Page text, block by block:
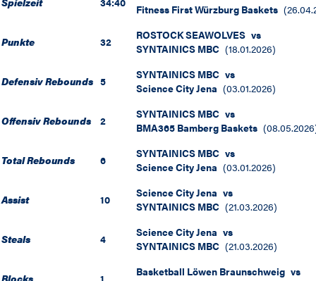
Fitness First Würzburg Baskets (
Punkte 32 ROSTOCK SEAWOLVES vs
SYNTAINICS MBC (18.01.2026)
Defensiv Rebounds 5 SYNTAINICS MBC vs
Science City Jena (03.01.2026)
Offensiv Rebounds 2 SYNTAINICS MBC vs
BMA365 Bamberg Baskets (08.05.2026
Total Rebounds 6 SYNTAINICS MBC vs
Science City Jena (03.01.2026)
Assist 10 Science City Jena vs
SYNTAINICS MBC (21.03.2026)
Steals 4 Science City Jena vs
SYNTAINICS MBC (21.03.2026)
Basketball Löwen Braunschweig vs